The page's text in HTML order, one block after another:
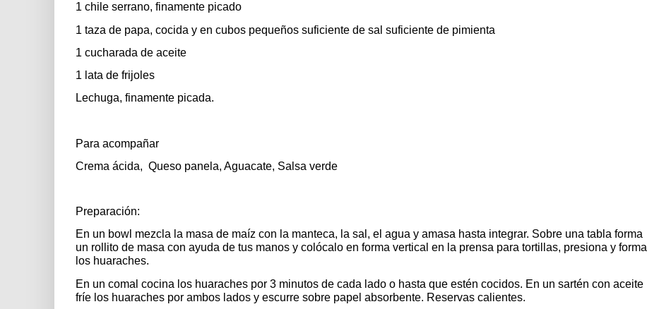
1 chile serrano, finamente picado
1 taza de papa, cocida y en cubos pequeños suficiente de sal suficiente de pimienta
1 cucharada de aceite
1 lata de frijoles
Lechuga, finamente picada.
Para acompañar
Crema ácida, Queso panela, Aguacate, Salsa verde
Preparación:
En un bowl mezcla la masa de maíz con la manteca, la sal, el agua y amasa hasta integrar. Sobre una tabla forma
un rollito de masa con ayuda de tus manos y colócalo en forma vertical en la prensa para tortillas, presiona y forma
los huaraches.
En un comal cocina los huaraches por 3 minutos de cada lado o hasta que estén cocidos. En un sartén con aceite
fríe los huaraches por ambos lados y escurre sobre papel absorbente. Reservas calientes.